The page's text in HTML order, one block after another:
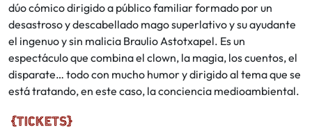
dúo cómico dirigido a público familiar formado por un
desastroso y descabellado mago superlativo y su ayudante
el ingenuo y sin malicia Braulio Astotxapel. Es un
espectáculo que combina el clown, la magia, los cuentos, el
disparate… todo con mucho humor y dirigido al tema que se
está tratando, en este caso, la conciencia medioambiental.